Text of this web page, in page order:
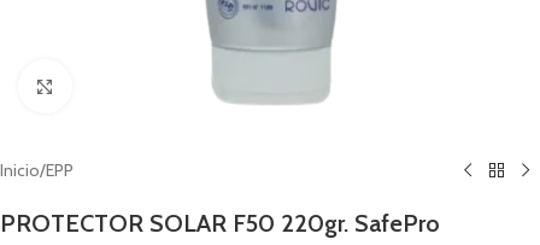
Inicio/EPP
PROTECTOR SOLAR F50 220gr. SafePro